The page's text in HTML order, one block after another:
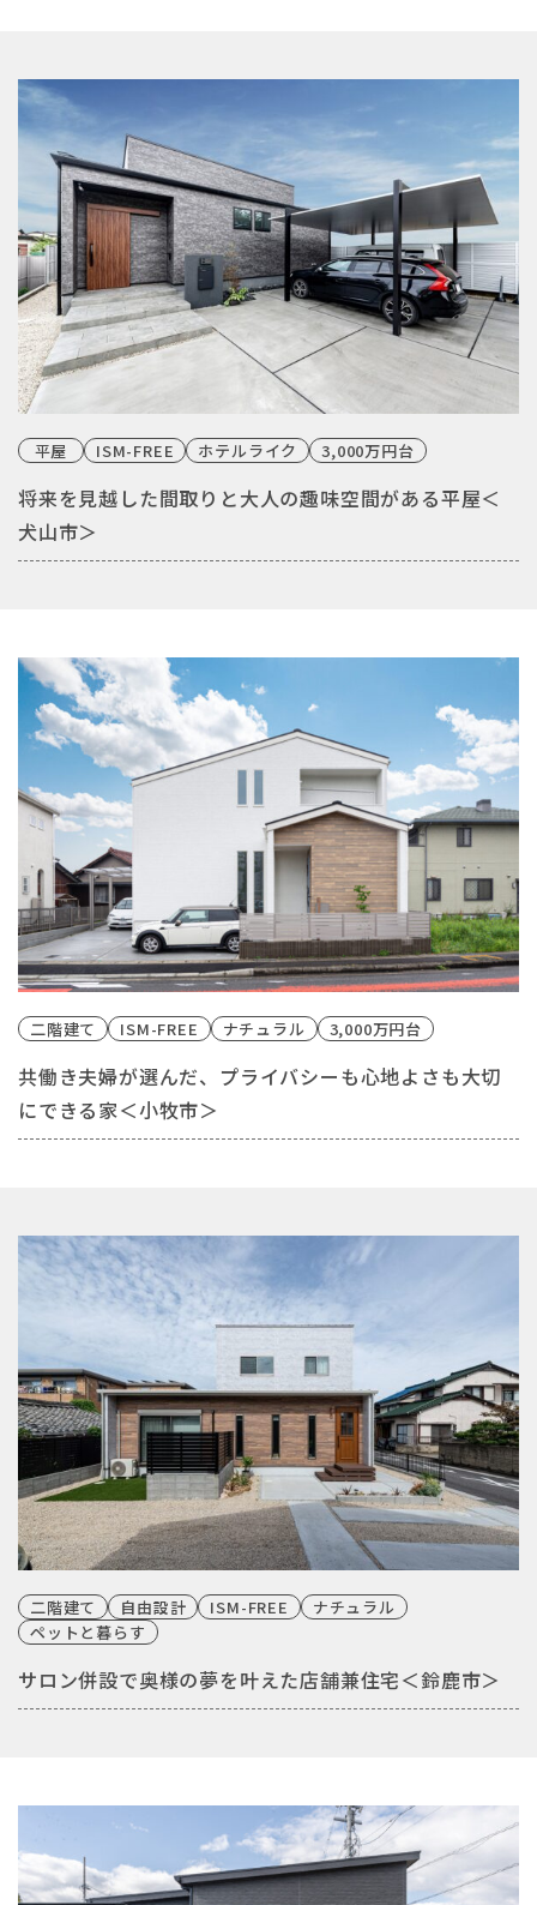
平屋 ISM-FREE ホテルライク 3,000万円台
将来を見越した間取りと大人の趣味空間がある平屋＜
犬山市＞
二階建て ISM-FREE ナチュラル 3,000万円台
共働き夫婦が選んだ、プライバシーも心地よさも大切
にできる家＜小牧市＞
二階建て 自由設計 ISM-FREE
ナチュラル
ペットと暮らす
サロン併設で奥様の夢を叶えた店舗兼住宅＜鈴鹿市＞